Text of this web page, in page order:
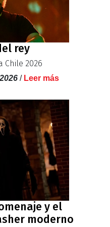
rey
Chile 2026
/ Leer más
y el
moderno